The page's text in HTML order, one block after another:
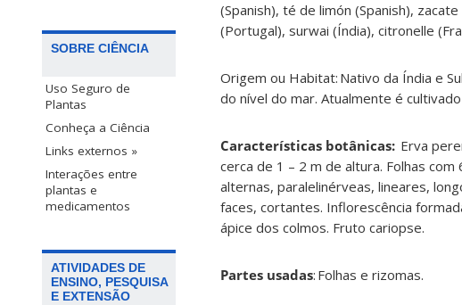
SOBRE CIÊNCIA
Uso Seguro de
Plantas
Conheça a Ciência
Links externos »
Interações entre
plantas e
medicamentos
ATIVIDADES DE
ENSINO, PESQUISA
E EXTENSÃO
(Spanish), té de limón (Spanish),
(Portugal), surwai (Índia), citronelle
Origem ou Habitat: Nativo da Índia e
do nível do mar. Atualmente é
Características botânicas: Erva
cerca de 1 – 2 m de altura. Folhas
alternas, paralelinérveas, lineares,
faces, cortantes. Inflorescência
ápice dos colmos. Fruto cariopse.
Partes usadas: Folhas e rizomas.